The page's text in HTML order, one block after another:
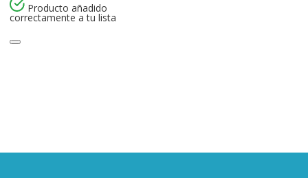
Producto añadido
correctamente a tu lista